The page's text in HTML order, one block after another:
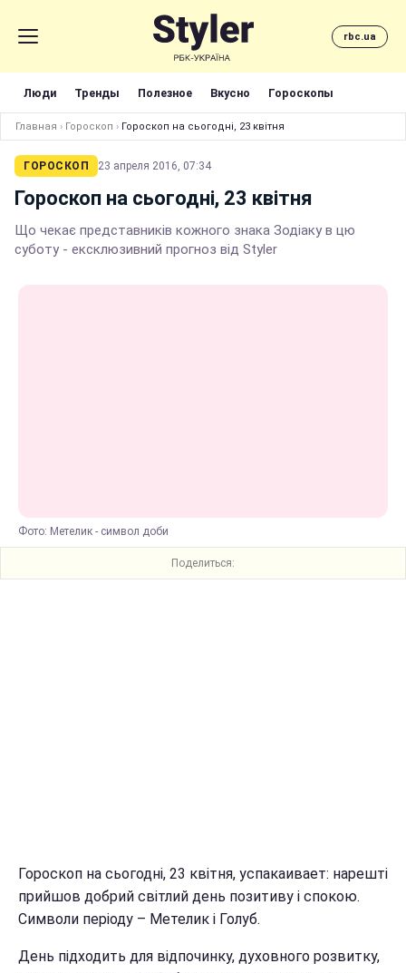
rbc.ua
Люди Тренды Полезное Вкусно Гороскопы
Главная › Гороскоп › Гороскоп на сьогодні, 23 квітня
ГОРОСКОП 23 апреля 2016, 07:34
Гороскоп на сьогодні, 23 квітня
Що чекає представників кожного знака Зодіаку в цю
суботу - ексклюзивний прогноз від Styler
Фото: Метелик - символ доби
Поделиться:
Гороскоп на сьогодні, 23 квітня, успакаивает: нарешті
прийшов добрий світлий день позитиву і спокою.
Символи періоду – Метелик і Голуб.
День підходить для відпочинку, духовного розвитку,